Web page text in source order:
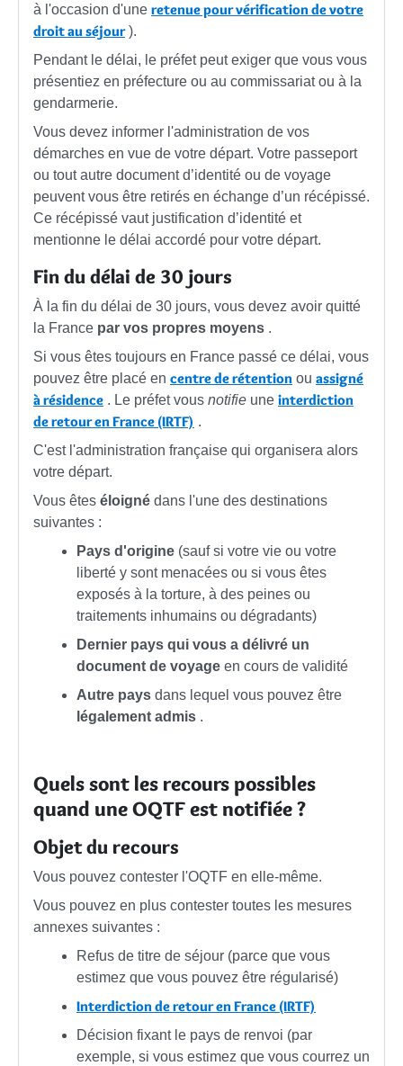
à l'occasion d'une retenue pour vérification de votre
droit au séjour ).
Pendant le délai, le préfet peut exiger que vous vous
présentiez en préfecture ou au commissariat ou à la
gendarmerie.
Vous devez informer l'administration de vos
démarches en vue de votre départ. Votre passeport
ou tout autre document d’identité ou de voyage
peuvent vous être retirés en échange d’un récépissé.
Ce récépissé vaut justification d’identité et
mentionne le délai accordé pour votre départ.
Fin du délai de 30 jours
À la fin du délai de 30 jours, vous devez avoir quitté
la France par vos propres moyens .
Si vous êtes toujours en France passé ce délai, vous
pouvez être placé en centre de rétention ou assigné
à résidence . Le préfet vous notifie une interdiction
de retour en France (IRTF) .
C'est l'administration française qui organisera alors
votre départ.
Vous êtes éloigné dans l'une des destinations
suivantes :
Pays d'origine (sauf si votre vie ou votre
liberté y sont menacées ou si vous êtes
exposés à la torture, à des peines ou
traitements inhumains ou dégradants)
Dernier pays qui vous a délivré un
document de voyage en cours de validité
Autre pays dans lequel vous pouvez être
légalement admis .
Quels sont les recours possibles
quand une OQTF est notifiée ?
Objet du recours
Vous pouvez contester l'OQTF en elle-même.
Vous pouvez en plus contester toutes les mesures
annexes suivantes :
Refus de titre de séjour (parce que vous
estimez que vous pouvez être régularisé)
Interdiction de retour en France (IRTF)
Décision fixant le pays de renvoi (par
exemple, si vous estimez que vous courrez un